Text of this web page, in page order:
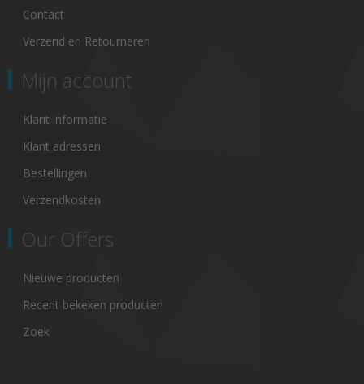
Contact
Verzend en Retourneren
Mijn account
Klant informatie
Klant adressen
Bestellingen
Verzendkosten
Our Offers
Nieuwe producten
Recent bekeken producten
Zoek